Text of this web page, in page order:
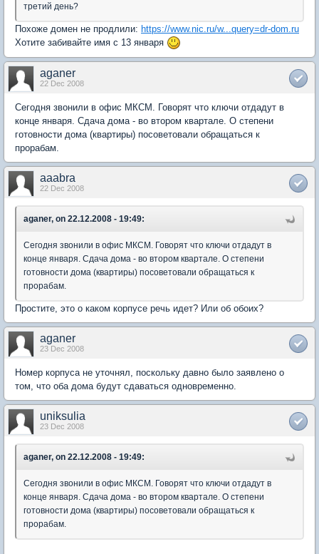
третий день?
Похоже домен не продлили: https://www.nic.ru/w...query=dr-dom.ru
Хотите забивайте имя с 13 января
aganer
22 Dec 2008
Сегодня звонили в офис МКСМ. Говорят что ключи отдадут в
конце января. Сдача дома - во втором квартале. О степени
готовности дома (квартиры) посоветовали обращаться к
прорабам.
aaabra
22 Dec 2008
aganer, on 22.12.2008 - 19:49:
Сегодня звонили в офис МКСМ. Говорят что ключи отдадут в
конце января. Сдача дома - во втором квартале. О степени
готовности дома (квартиры) посоветовали обращаться к
прорабам.
Простите, это о каком корпусе речь идет? Или об обоих?
aganer
23 Dec 2008
Номер корпуса не уточнял, поскольку давно было заявлено о
том, что оба дома будут сдаваться одновременно.
uniksulia
23 Dec 2008
aganer, on 22.12.2008 - 19:49:
Сегодня звонили в офис МКСМ. Говорят что ключи отдадут в
конце января. Сдача дома - во втором квартале. О степени
готовности дома (квартиры) посоветовали обращаться к
прорабам.